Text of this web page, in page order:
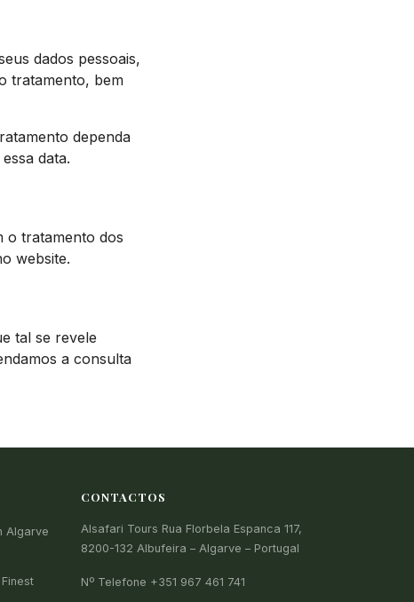
dados pessoais,
tratamento, bem
dependa
data.
o tratamento dos
website.
tal se revele
a consulta
Algarve
CONTACTOS
Alsafari Tours Rua Florbela Espanca 117,
8200-132 Albufeira – Algarve – Portugal
Nº Telefone +351 967 461 741